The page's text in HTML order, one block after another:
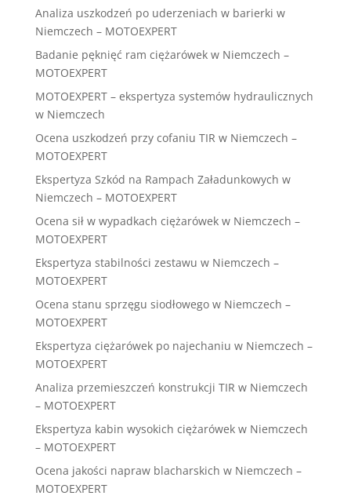
Analiza uszkodzeń po uderzeniach w barierki w
Niemczech – MOTOEXPERT
Badanie pęknięć ram ciężarówek w Niemczech –
MOTOEXPERT
MOTOEXPERT – ekspertyza systemów hydraulicznych
w Niemczech
Ocena uszkodzeń przy cofaniu TIR w Niemczech –
MOTOEXPERT
Ekspertyza Szkód na Rampach Załadunkowych w
Niemczech – MOTOEXPERT
Ocena sił w wypadkach ciężarówek w Niemczech –
MOTOEXPERT
Ekspertyza stabilności zestawu w Niemczech –
MOTOEXPERT
Ocena stanu sprzęgu siodłowego w Niemczech –
MOTOEXPERT
Ekspertyza ciężarówek po najechaniu w Niemczech –
MOTOEXPERT
Analiza przemieszczeń konstrukcji TIR w Niemczech
– MOTOEXPERT
Ekspertyza kabin wysokich ciężarówek w Niemczech
– MOTOEXPERT
Ocena jakości napraw blacharskich w Niemczech –
MOTOEXPERT